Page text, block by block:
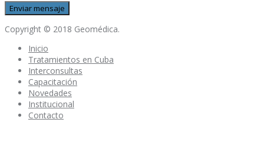
Copyright © 2018 Geomédica.
Inicio
Tratamientos en Cuba
Interconsultas
Capacitación
Novedades
Institucional
Contacto